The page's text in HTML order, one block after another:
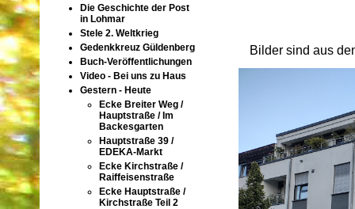
Die Geschichte der Post
in Lohmar
Stele 2. Weltkrieg
Gedenkkreuz Güldenberg
Buch-Veröffentlichungen
Video - Bei uns zu Haus
Gestern - Heute
Ecke Breiter Weg /
Hauptstraße / Im
Backesgarten
Hauptstraße 39 /
EDEKA-Markt
Ecke Kirchstraße /
Raiffeisenstraße
Ecke Hauptstraße /
Kirchstraße Teil 2
Bilder sind aus